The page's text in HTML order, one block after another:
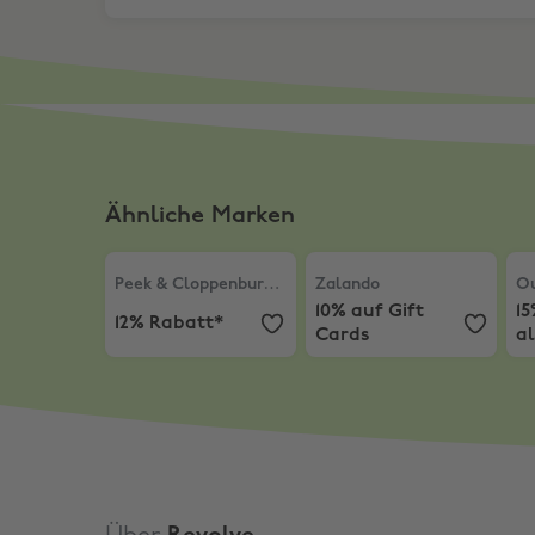
Ähnliche Marken
Peek & Cloppenburg* Düsseldorf
12% Rabatt*
Zalando
10% auf Gift
Cards